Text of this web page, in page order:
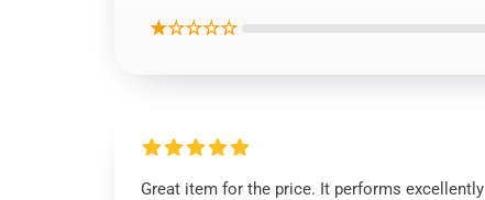
★☆☆☆☆
Great item for the price. It performs excellently